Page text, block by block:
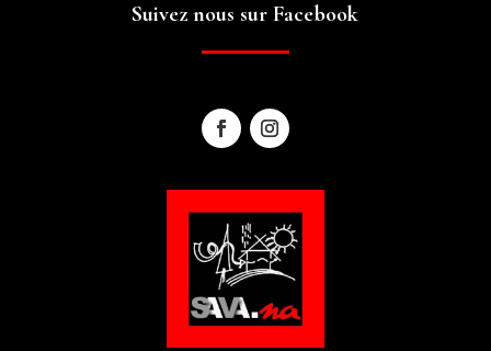
Suivez nous sur Facebook